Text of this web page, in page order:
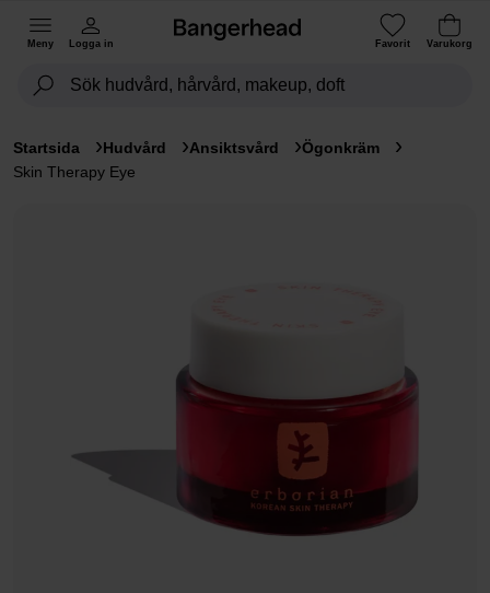
Meny Logga in Favorit Varukorg
Startsida Hudvård Ansiktsvård
Ögonkräm
Skin Therapy Eye